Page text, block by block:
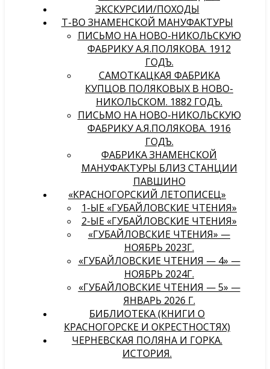
ЭКСКУРСИИ/ПОХОДЫ
Т-ВО ЗНАМЕНСКОЙ МАНУФАКТУРЫ
ПИСЬМО НА НОВО-НИКОЛЬСКУЮ
ФАБРИКУ А.Я.ПОЛЯКОВА. 1912
ГОДЪ.
САМОТКАЦКАЯ ФАБРИКА
КУПЦОВ ПОЛЯКОВЫХ В НОВО-
НИКОЛЬСКОМ. 1882 ГОДЪ.
ПИСЬМО НА НОВО-НИКОЛЬСКУЮ
ФАБРИКУ А.Я.ПОЛЯКОВА. 1916
ГОДЪ.
ФАБРИКА ЗНАМЕНСКОЙ
МАНУФАКТУРЫ БЛИЗ СТАНЦИИ
ПАВШИНО
«КРАСНОГОРСКИЙ ЛЕТОПИСЕЦ»
1-ЫЕ «ГУБАЙЛОВСКИЕ ЧТЕНИЯ»
2-ЫЕ «ГУБАЙЛОВСКИЕ ЧТЕНИЯ»
«ГУБАЙЛОВСКИЕ ЧТЕНИЯ» —
НОЯБРЬ 2023Г.
«ГУБАЙЛОВСКИЕ ЧТЕНИЯ — 4» —
НОЯБРЬ 2024Г.
«ГУБАЙЛОВСКИЕ ЧТЕНИЯ — 5» —
ЯНВАРЬ 2026 Г.
БИБЛИОТЕКА (КНИГИ О
КРАСНОГОРСКЕ И ОКРЕСТНОСТЯХ)
ЧЕРНЕВСКАЯ ПОЛЯНА И ГОРКА.
ИСТОРИЯ.